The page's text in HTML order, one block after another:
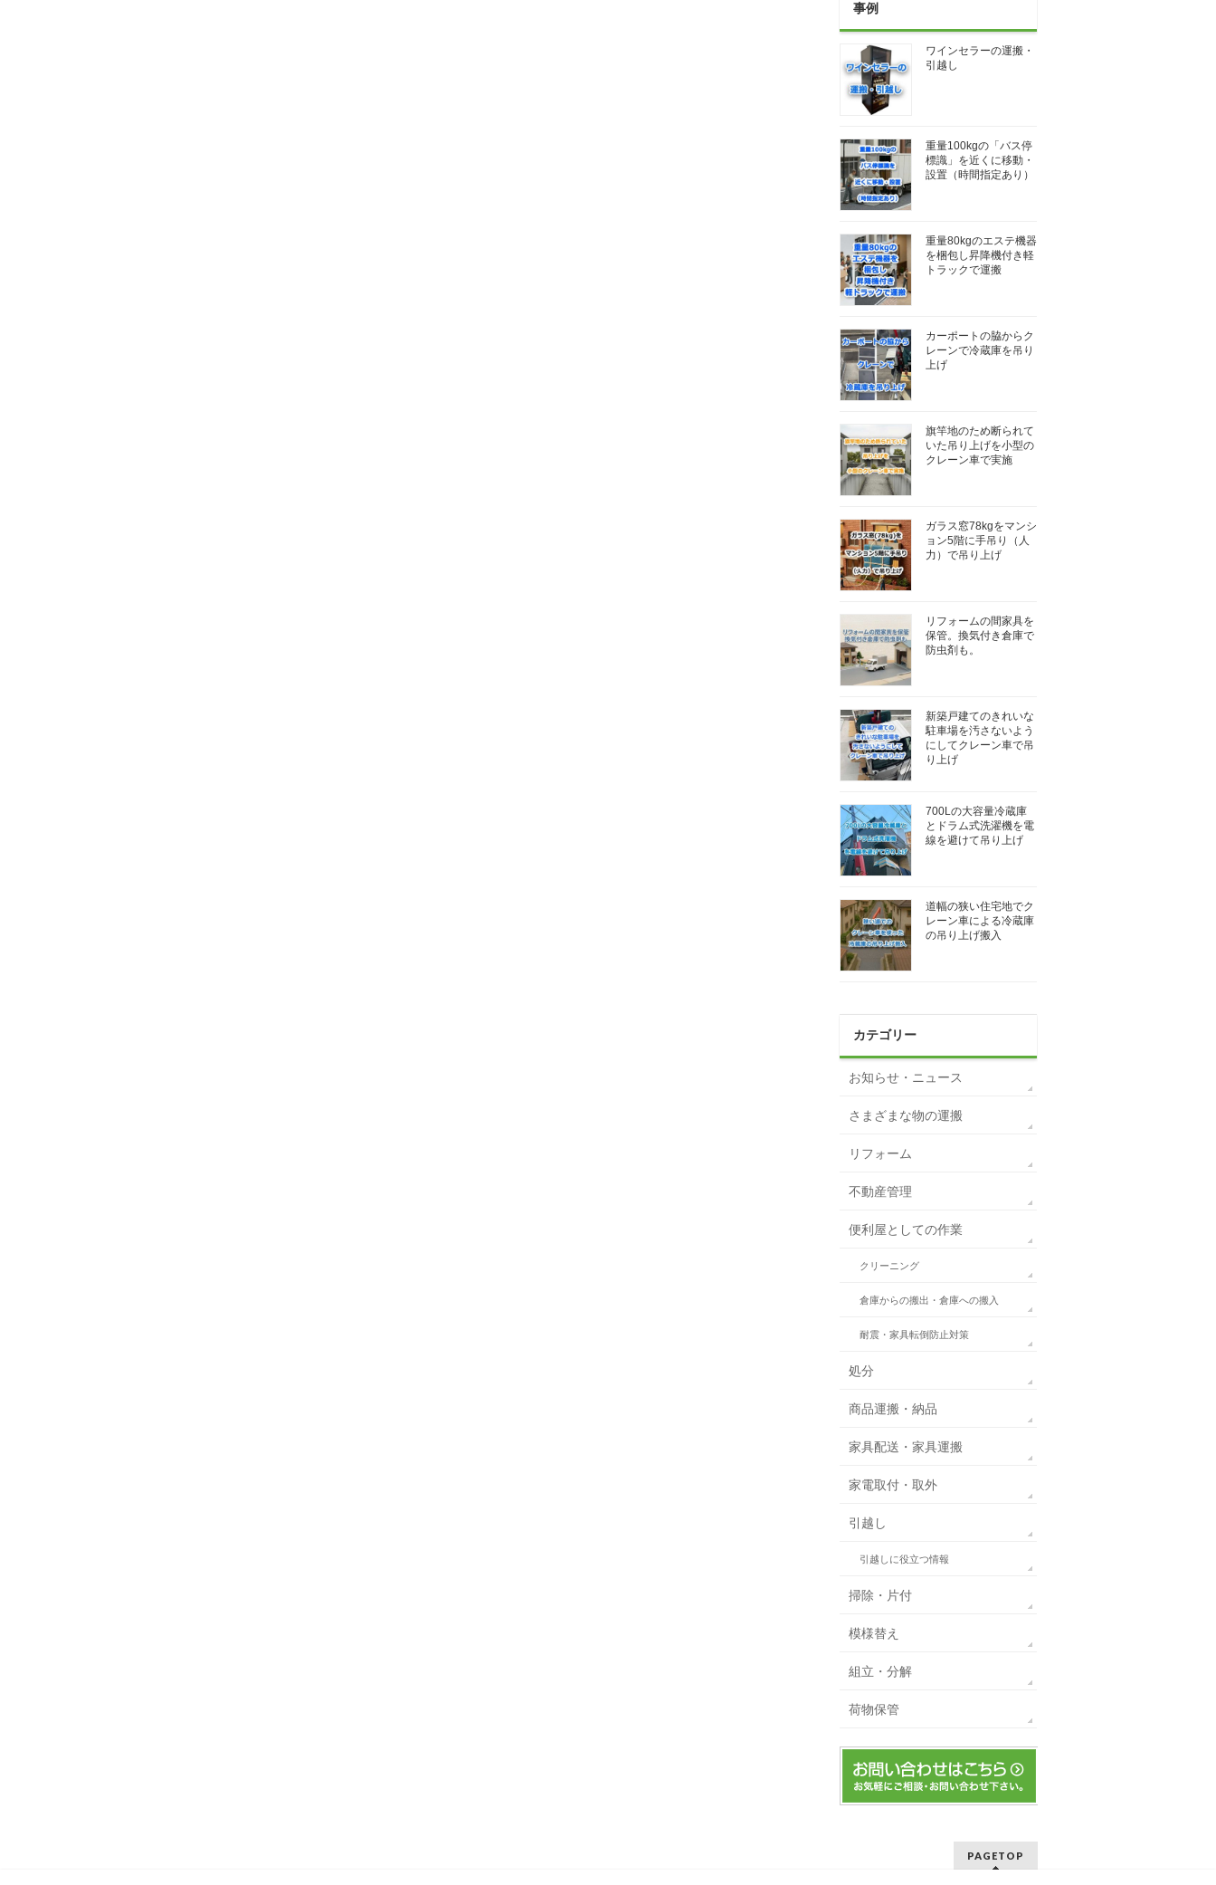
事例
ワインセラーの運搬・
引越し
重量100kgの「バス停
標識」を近くに移動・
設置（時間指定あり）
重量80kgのエステ機器
を梱包し昇降機付き軽
トラックで運搬
カーポートの脇からク
レーンで冷蔵庫を吊り
上げ
旗竿地のため断られて
いた吊り上げを小型の
クレーン車で実施
ガラス窓78kgをマンシ
ョン5階に手吊り（人
力）で吊り上げ
リフォームの間家具を
保管。換気付き倉庫で
防虫剤も。
新築戸建てのきれいな
駐車場を汚さないよう
にしてクレーン車で吊
り上げ
700Lの大容量冷蔵庫
とドラム式洗濯機を電
線を避けて吊り上げ
道幅の狭い住宅地でク
レーン車による冷蔵庫
の吊り上げ搬入
カテゴリー
お知らせ・ニュース
さまざまな物の運搬
リフォーム
不動産管理
便利屋としての作業
クリーニング
倉庫からの搬出・倉庫への搬入
耐震・家具転倒防止対策
処分
商品運搬・納品
家具配送・家具運搬
家電取付・取外
引越し
引越しに役立つ情報
掃除・片付
模様替え
組立・分解
荷物保管
PAGETOP